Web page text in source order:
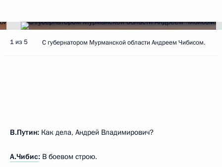
1 из 5 C губернатором Мурманской области Андреем Чибисом.
В.Путин: Как дела, Андрей Владимирович?
А.Чибис: В боевом строю.